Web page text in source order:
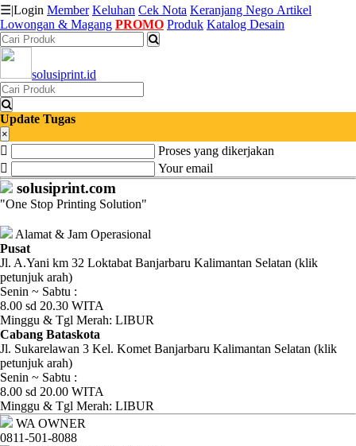
Katalog
Produk
Petugas
Riwayat
Transaksi
Tagihan
Berjalan
Pembayaran
Pendapatan
Fee
Ganti
Password
Logout
☰|Login Member Keluhan Cek Nota Keranjang Nego Artikel
Lowongan & Magang PROMO Produk Katalog Desain
solusiprint.id
Update Tugas
×
Proses yang dikerjakan
Your email
solusiprint.com
"One Stop Printing Solution"
Alamat & Jam Operasional
Pusat
Jl. A.Yani km 32 Loktabat Banjarbaru Kalimantan Selatan (klik
petunjuk arah)
Senin ~ Sabtu :
8.00 sd 20.30 WITA
Minggu & Tgl Merah: LIBUR
Cabang Bataskota
Jl. Sukarelawan 3 Kel. Komet Banjarbaru Kalimantan Selatan (klik
petunjuk arah)
Senin ~ Sabtu :
8.00 sd 20.00 WITA
Minggu & Tgl Merah: LIBUR
WA OWNER
0811-501-8088